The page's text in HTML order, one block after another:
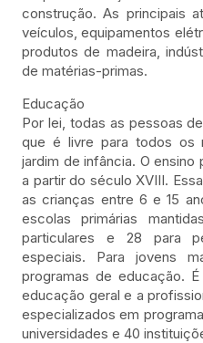
construção. As principais
veículos, equipamentos
produtos de madeira,
de matérias-primas.
Educação
Por lei, todas as pessoas
que é livre para todos os
jardim de infância. O
a partir do século XVIII.
as crianças entre 6 e 15
escolas primárias
particulares e 28 para
especiais. Para jovens
programas de educação.
educação geral e a
especializados em
universidades e 40